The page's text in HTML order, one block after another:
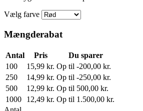
Vælg farve
Mængderabat
Antal Pris
Du sparer
100
15,99 kr. Op til -200,00 kr.
250
14,99 kr. Op til -250,00 kr.
500
12,99 kr. Op til 500,00 kr.
1000
12,49 kr. Op til 1.500,00 kr.